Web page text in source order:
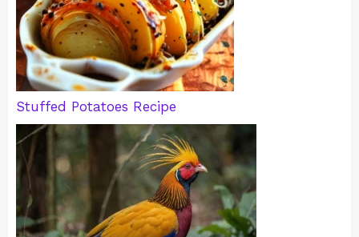
Stuffed Potatoes Recipe